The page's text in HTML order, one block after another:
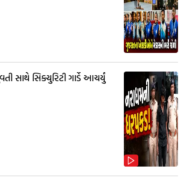
સાથે સિક્યુરિટી ગાર્ડે આચર્યું